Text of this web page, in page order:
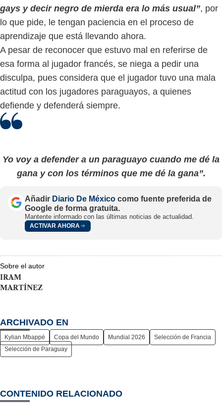
gays y decir negro de mierda era lo más usual”, por
lo que pide, le tengan paciencia en el proceso de
aprendizaje que está llevando ahora.
A pesar de reconocer que estuvo mal en referirse de
esa forma al jugador francés, se niega a pedir una
disculpa, pues considera que el jugador tuvo una mala
actitud con los jugadores paraguayos, a quienes
defiende y defenderá siempre.
Yo voy a defender a un paraguayo cuando me dé la
gana y con los términos que me dé la gana”.
Añadir Diario De México como fuente preferida de
Google de forma gratuita.
Mantente informado con las últimas noticias de actualidad.
ACTIVAR AHORA
Sobre el autor
IRAM
MARTÍNEZ
ARCHIVADO EN
Kylian Mbappé Copa del Mundo Mundial 2026
Selección de Francia
Selección de Paraguay
CONTENIDO RELACIONADO